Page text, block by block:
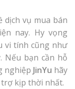
dịch vụ mua bán
nay. Hy vọng
vi tính cũng như
Nếu bạn cần hỗ
nghiệp JinYu hãy
kịp thời nhất.